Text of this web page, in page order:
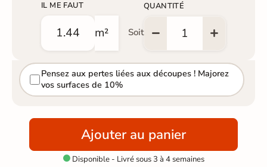
IL ME FAUT
m² Soit
QUANTITÉ
Pensez aux pertes liées aux découpes ! Majorez
vos surfaces de 10%
Ajouter au panier
Disponible - Livré sous 3 à 4 semaines